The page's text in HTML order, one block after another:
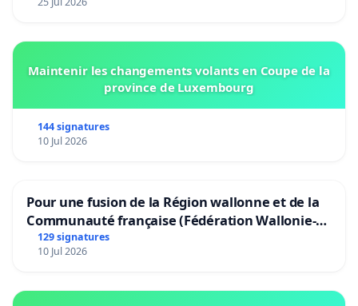
Maintenir les changements volants en Coupe de la
province de Luxembourg
144 signatures
10 Jul 2026
Pour une fusion de la Région wallonne et de la
Communauté française (Fédération Wallonie-
Bruxelles)
129 signatures
10 Jul 2026